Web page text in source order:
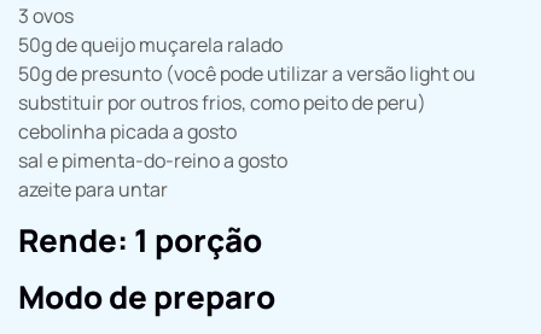
3 ovos
50g de queijo muçarela ralado
50g de presunto (você pode utilizar a versão light ou
substituir por outros frios, como peito de peru)
cebolinha picada a gosto
sal e pimenta-do-reino a gosto
azeite para untar
Rende: 1 porção
Modo de preparo